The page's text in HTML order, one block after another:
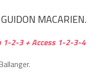
GUIDON MACARIEN.
1-2-3 + Access 1-2-3-4